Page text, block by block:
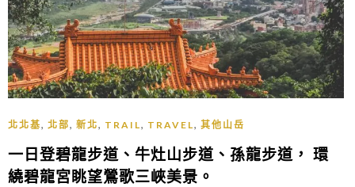
北北基, 北部, 新北, TRAIL, TRAVEL, 其他山岳
一日登碧龍步道、牛灶山步道、孫龍步道， 環
繞碧龍宮眺望鶯歌三峽美景。